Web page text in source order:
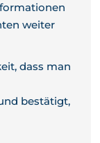
weiter
dass man
bestätigt,